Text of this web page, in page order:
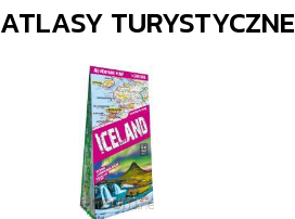
ATLASY TURYSTYCZNE